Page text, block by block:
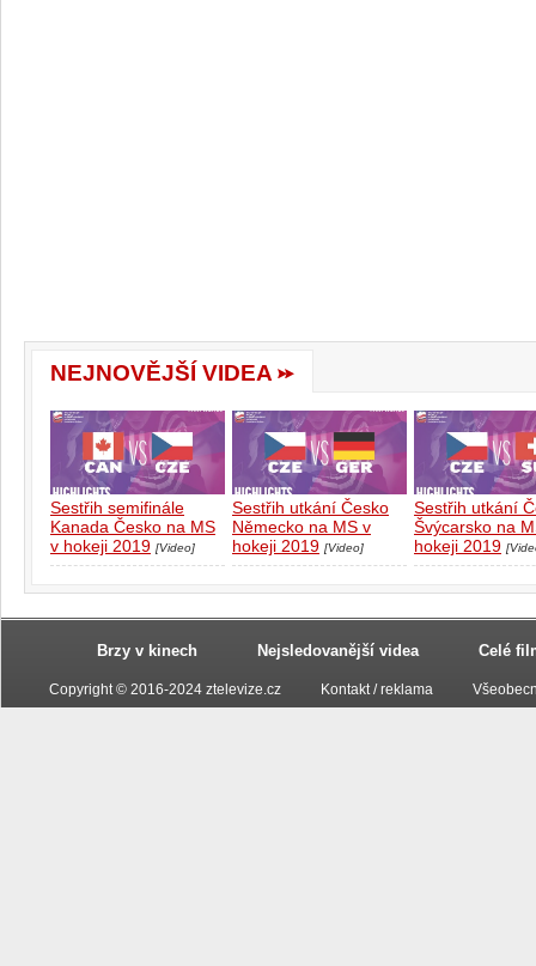
NEJNOVĚJŠÍ VIDEA
Sestřih semifinále
Kanada Česko na MS
v hokeji 2019 [Video]
Sestřih utkání Česko
Německo na MS v
hokeji 2019 [Video]
Sestřih utkání
Švýcarsko na
hokeji 2019
Brzy v kinech Nejsledovanější videa Celé
Copyright © 2016-2024 ztelevize.cz Kontakt / reklama